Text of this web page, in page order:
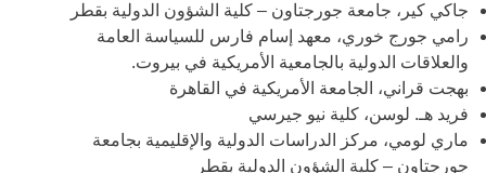
جاكي كير، جامعة جورجتاون – كلية الشؤون الدولية بقطر
رامي جورج خوري، معهد إسام فارس للسياسة العامة
والعلاقات الدولية بالجامعية الأمريكية في بيروت.
بهجت قراني، الجامعة الأمريكية في القاهرة
فريد هـ. لوسن، كلية نيو جيرسي
ماري لومي، مركز الدراسات الدولية والإقليمية بجامعة
جورجتاون – كلية الشؤون الدولية بقطر